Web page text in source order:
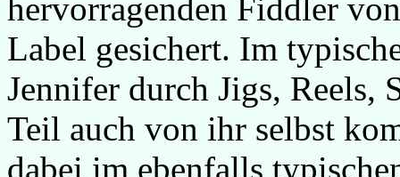
hervorragenden Fiddler
Label gesichert. Im
Jennifer durch Jigs, Reels,
Teil auch von ihr selbst
dabei im ebenfalls